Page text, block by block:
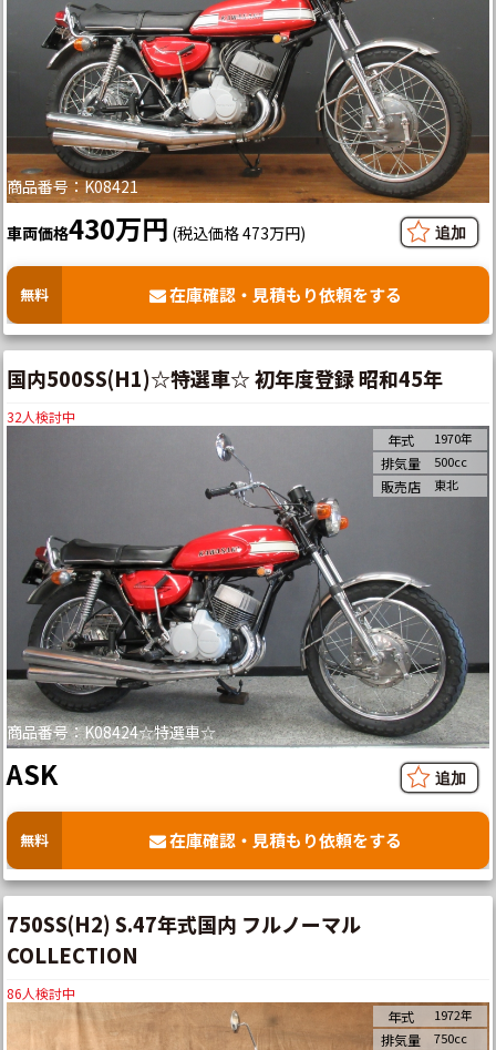
商品番号：K08421
車両価格430万円 (税込価格 473万円)
無料 在庫確認・見積もり依頼をする
国内500SS(H1)☆特選車☆ 初年度登録 昭和45年
32人検討中
商品番号：K08424☆特選車☆
年式 1970年
排気量 500cc
販売店 東北
ASK
無料 在庫確認・見積もり依頼をする
750SS(H2) S.47年式国内 フルノーマル
COLLECTION
86人検討中
年式 1972年
排気量 750cc